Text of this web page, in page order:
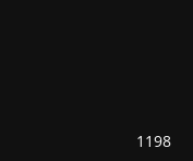
1198